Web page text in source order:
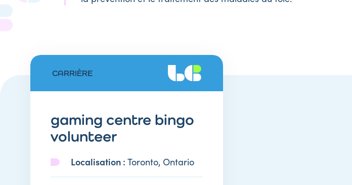
CARRIÈRE
gaming centre bingo
volunteer
Localisation : Toronto, Ontario